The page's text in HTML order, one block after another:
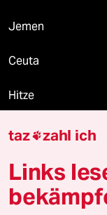
Jemen
Ceuta
Hitze
Verlag
Aktuelles
taz zahl ich
Links